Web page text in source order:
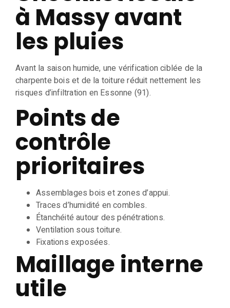
à Massy avant
les pluies
Avant la saison humide, une vérification ciblée de la
charpente bois et de la toiture réduit nettement les
risques d’infiltration en Essonne (91).
Points de
contrôle
prioritaires
Assemblages bois et zones d’appui.
Traces d’humidité en combles.
Étanchéité autour des pénétrations.
Ventilation sous toiture.
Fixations exposées.
Maillage interne
utile